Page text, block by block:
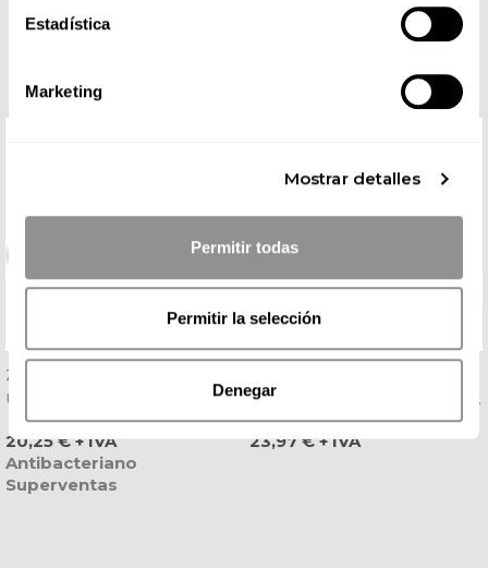
Estadística
Marketing
Mostrar detalles
Permitir todas
Permitir la selección
Denegar
COMPLETA TU LOOK
Zueco Sanitario Eva Blanco
Ultraligero - Dian
Precio
20,25 € + IVA
Antibacteriano
Superventas
Blanco Con Velcro Talla 42
- Oferta
Precio
23,97 € + IVA